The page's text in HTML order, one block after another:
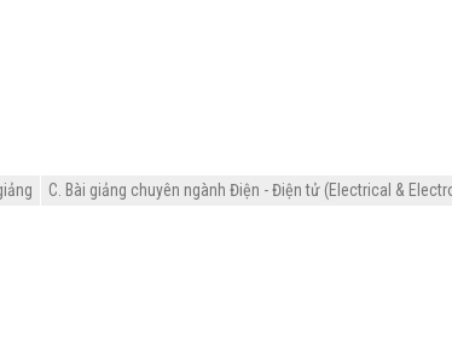
C. Bài giảng chuyên ngành Điện - Điện tử (Electrical &